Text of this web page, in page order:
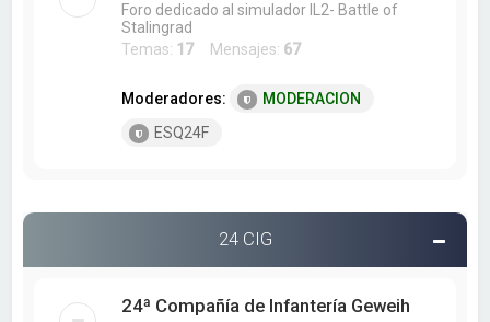
Foro dedicado al simulador IL2- Battle of
Stalingrad
Temas: 17Mensajes: 67
Moderadores:
MODERACION
ESQ24F
24 CIG
24ª Compañía de Infantería Geweih